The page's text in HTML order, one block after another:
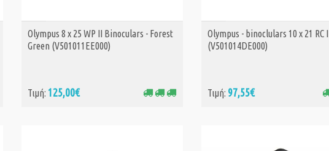
ΑΓΟΡΑ
Olympus 8 x 25 WP II Binoculars - Forest
Green (V501011EE000)
Τιμή: 125,00€
ΑΓΟΡΑ
Olympus - binoclulars 10 x 21 RC
(V501014DE000)
Τιμή: 97,55€